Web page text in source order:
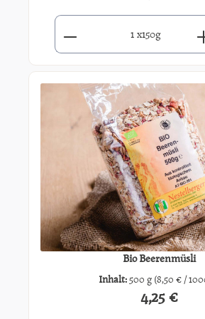
Produkt Anzahl: Gib den
x150g
Bio Beerenmüsli
Inhalt:500 g (8,50 € /
Regulärer Preis:
4,25 €